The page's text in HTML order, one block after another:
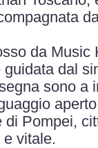
da Music
guidata dal
sono a
di Pompei,
vitale.